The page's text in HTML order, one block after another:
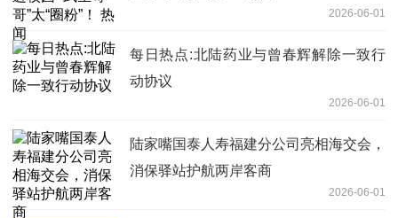
2026-06-01
每日热点:北陆药业与曾春辉解除一致行
动协议
2026-06-01
陆家嘴国泰人寿福建分公司亮相海交会，
消保驿站护航两岸客商
2026-06-01